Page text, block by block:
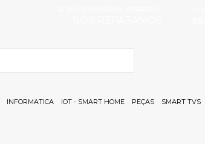
INFORMATICA IOT - SMART HOME PEÇAS SMART TVS